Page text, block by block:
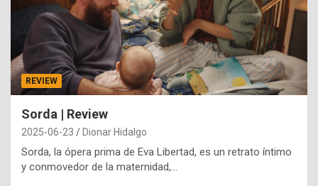
REVIEW
Sorda | Review
2025-06-23 Dionar Hidalgo
Sorda, la ópera prima de Eva Libertad, es un retrato íntimo
y conmovedor de la maternidad,…